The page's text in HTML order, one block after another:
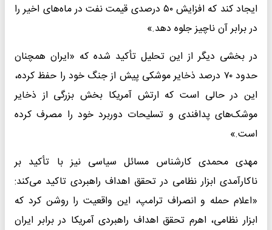
ایجاد کند که افزایش ۵۰ درصدی قیمت نفت در ماه‌های اخیر را
در برابر آن ناچیز جلوه دهد.»
در بخشی دیگر از این تحلیل‌ تأکید شده که «ایران همچنان
حدود ۷۰ درصد ذخایر موشکی پیش از جنگ خود را حفظ کرده،
این در حالی است که ارتش آمریکا بخش بزرگی از ذخایر
موشک‌های پدافندی و تسلیحات دوربرد خود را مصرف کرده
است.»
مهدی محمدی کارشناس مسائل سیاسی نیز با تأکید بر
ناکارآمدی ابزار نظامی در تحقق اهداف راهبردی تاکید می‌کند:
«اعلام حمله و انصراف ترامپ، این واقعیت را روشن کرد که
ابزار نظامی، اهرم تحقق اهداف راهبردی آمریکا در برابر ایران